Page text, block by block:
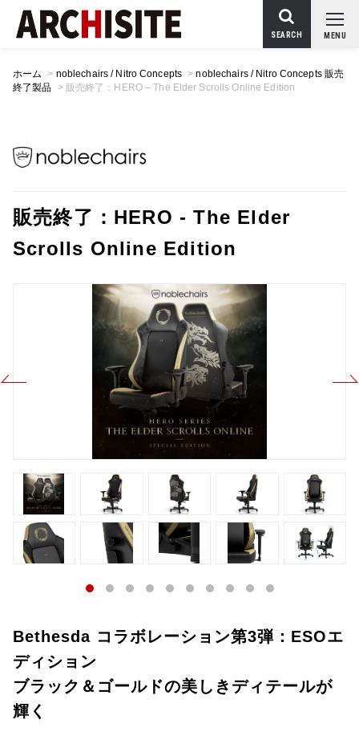
MENU
SEARCH
ホーム > noblechairs / Nitro Concepts >noblechairs / Nitro Concepts 販売
終了製品 > 販売終了：HERO – The Elder Scrolls Online Edition
販売終了：HERO - The Elder
Scrolls Online Edition
Bethesda コラボレーション第3弾：ESOエ
ディション
ブラック＆ゴールドの美しきディテールが
輝く